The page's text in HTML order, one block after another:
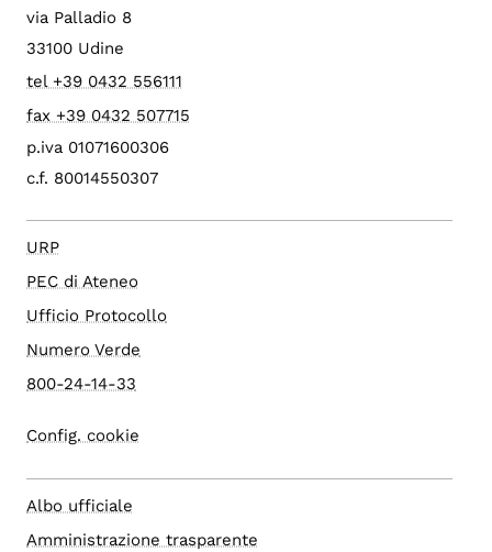
via Palladio 8
33100 Udine
tel +39 0432 556111
fax +39 0432 507715
p.iva 01071600306
c.f. 80014550307
URP
PEC di Ateneo
Ufficio Protocollo
Numero Verde
800-24-14-33
Config. cookie
Albo ufficiale
Amministrazione trasparente